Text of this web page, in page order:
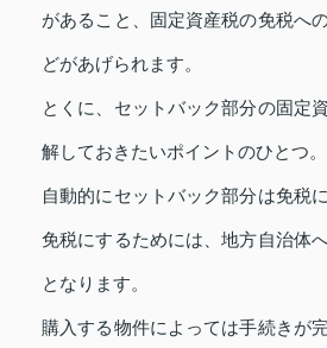
があること、固定資産税の免税へ
どがあげられます。
とくに、セットバック部分の固定
解しておきたいポイントのひとつ。
自動的にセットバック部分は免税
免税にするためには、地方自治体
となります。
購入する物件によっては手続きが